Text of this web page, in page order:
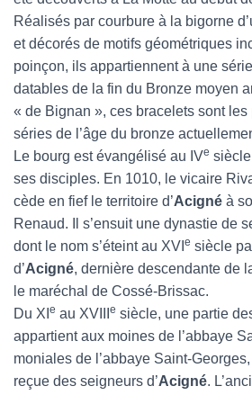
Réalisés par courbure à la bigorne
et décorés de motifs géométriques
poinçon, ils appartiennent à une
datables de la fin du Bronze moyen
« de Bignan », ces bracelets sont
séries de l’âge du bronze
Le bourg est évangélisé au IVe
ses disciples. En 1010, le vicaire
cède en fief le territoire d’Acigné à
Renaud. Il s’ensuit une dynastie de
dont le nom s’éteint au XVI e siècle
d’Acigné, dernière descendante de
le maréchal de Cossé-Brissac.
Du XI e au XVIII e siècle, une partie
appartient aux moines de l’abbaye
moniales de l’abbaye Saint-
reçue des seigneurs d’Acigné.